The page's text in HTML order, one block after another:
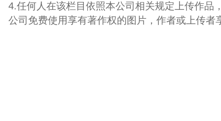
4.任何人在该栏目依照本公司相关规定上传作品
公司免费使用享有著作权的图片，作者或上传者